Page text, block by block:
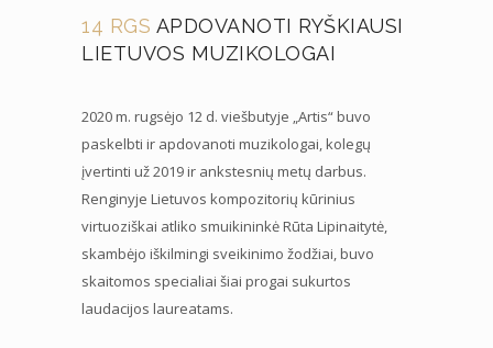
14 RGS APDOVANOTI RYŠKIAUSI
LIETUVOS MUZIKOLOGAI
2020 m. rugsėjo 12 d. viešbutyje „Artis“ buvo
paskelbti ir apdovanoti muzikologai, kolegų
įvertinti už 2019 ir ankstesnių metų darbus.
Renginyje Lietuvos kompozitorių kūrinius
virtuoziškai atliko smuikininkė Rūta Lipinaitytė,
skambėjo iškilmingi sveikinimo žodžiai, buvo
skaitomos specialiai šiai progai sukurtos
laudacijos laureatams.